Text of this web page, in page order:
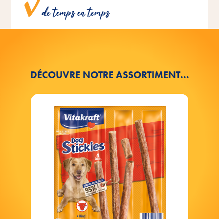
de temps en temps
déplacements.
DÉCOUVRE NOTRE ASSORTIMENT...